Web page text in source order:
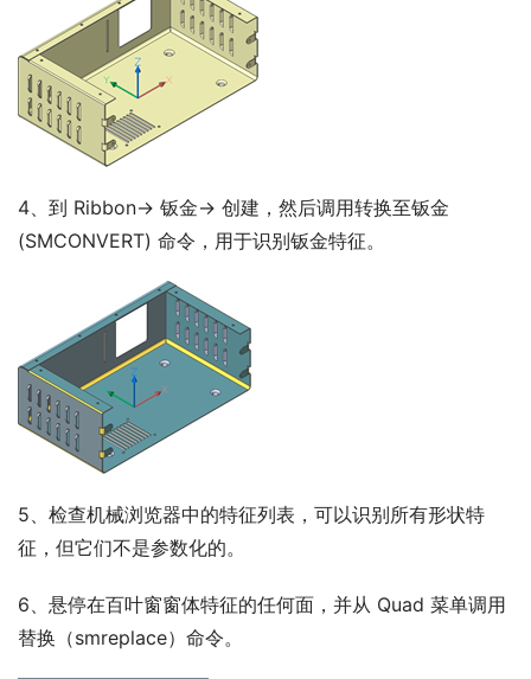
4、到 Ribbon-> 钣金-> 创建，然后调用转换至钣金
(SMCONVERT) 命令，用于识别钣金特征。
5、检查机械浏览器中的特征列表，可以识别所有形状特
征，但它们不是参数化的。
6、悬停在百叶窗窗体特征的任何面，并从 Quad 菜单调用
替换（smreplace）命令。